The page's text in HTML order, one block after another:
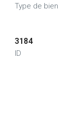
Type de bien
3184
ID